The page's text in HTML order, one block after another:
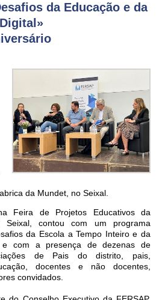
da Educação e da
da Mundet, no Seixal.
Feira de Projetos Educativos da
Seixal, contou com um programa
da Escola a Tempo Inteiro e da
e com a presença de dezenas de
de Pais do distrito, pais,
docentes e não docentes,
convidados.